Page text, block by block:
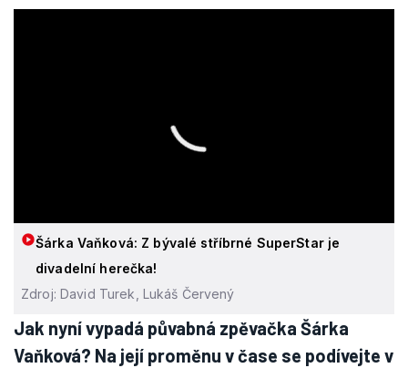
Šárka Vaňková: Z bývalé stříbrné SuperStar je
divadelní herečka!
Zdroj: David Turek, Lukáš Červený
Jak nyní vypadá půvabná zpěvačka Šárka
Vaňková? Na její proměnu v čase se podívejte v